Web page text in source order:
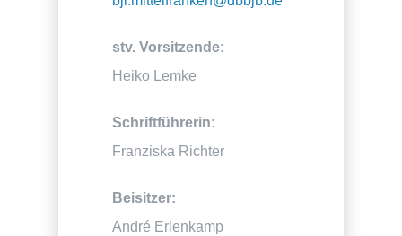
stv. Vorsitzende:
Heiko Lemke
Schriftführerin:
Franziska Richter
Beisitzer:
André Erlenkamp